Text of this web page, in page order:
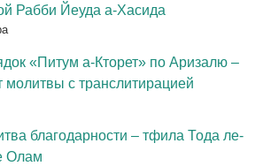
Рабби Йеуда а-Хасида
«Питум а-Кторет» по Аризалю –
молитвы с транслитирацией
благодарности – тфила Тода ле-
Олам